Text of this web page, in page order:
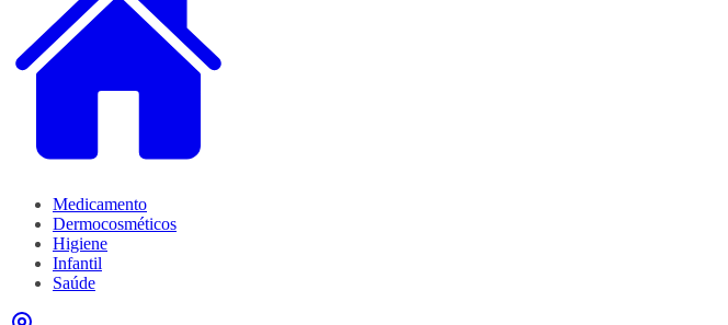
Medicamento
Dermocosméticos
Higiene
Infantil
Saúde